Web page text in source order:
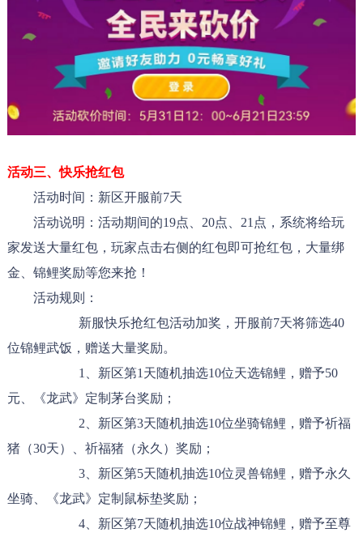
活动三、快乐抢红包
活动时间：新区开服前7天
活动说明：活动期间的19点、20点、21点，系统将给玩
家发送大量红包，玩家点击右侧的红包即可抢红包，大量绑
金、锦鲤奖励等您来抢！
活动规则：
新服快乐抢红包活动加奖，开服前7天将筛选40
位锦鲤武饭，赠送大量奖励。
1、新区第1天随机抽选10位天选锦鲤，赠予50
元、《龙武》定制茅台奖励；
2、新区第3天随机抽选10位坐骑锦鲤，赠予祈福
猪（30天）、祈福猪（永久）奖励；
3、新区第5天随机抽选10位灵兽锦鲤，赠予永久
坐骑、
《龙武》定制鼠标垫奖励；
4、新区第7天随机抽选10位战神锦鲤，赠予至尊